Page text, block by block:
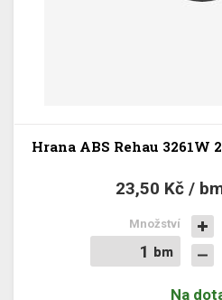
Hrana ABS Rehau 3261W
23,50 Kč /
bm
bm
Množství
Na